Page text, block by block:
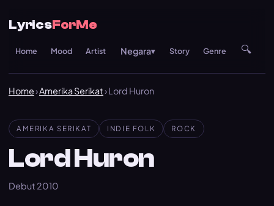
LyricsForMe
Home Mood Artist Negara▾ Story Genre 🔍
Home›Amerika Serikat› Lord Huron
AMERIKA SERIKAT INDIE FOLK ROCK
Lord Huron
Debut 2010